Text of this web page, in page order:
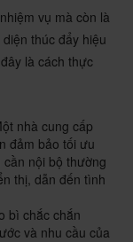
vụ mà còn là
thúc đẩy hiệu
là cách thực
nhà cung cấp
đảm bảo tối ưu
nội bộ thường
thị, dẫn đến tình
bì chắc chắn
và nhu cầu của